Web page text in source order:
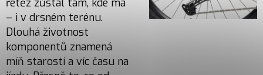
– i v drsném terénu.
Dlouhá životnost
komponentů znamená
míň starostí a víc času na